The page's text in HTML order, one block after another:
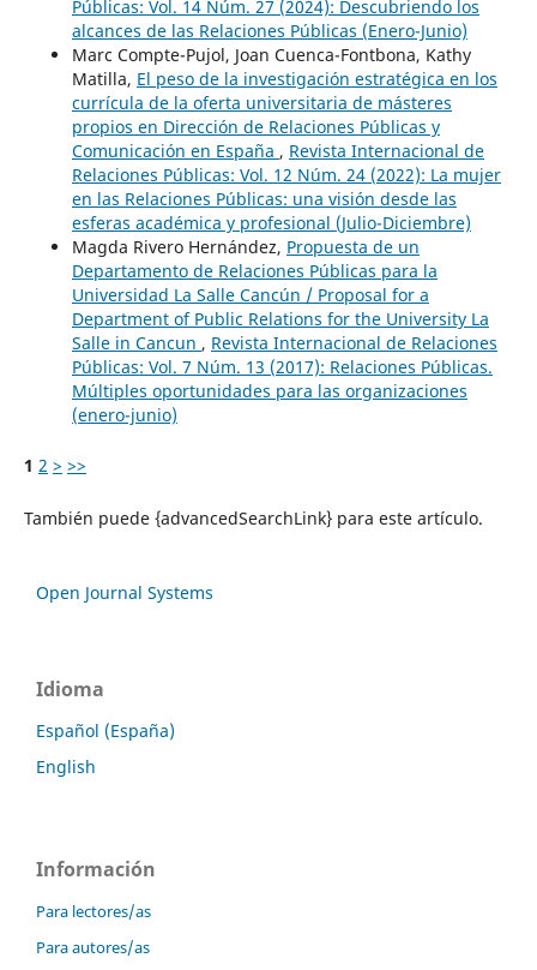
Públicas: Vol. 14 Núm. 27 (2024): Descubriendo los
alcances de las Relaciones Públicas (Enero-Junio)
Marc Compte-Pujol, Joan Cuenca-Fontbona, Kathy
Matilla, El peso de la investigación estratégica en los
currícula de la oferta universitaria de másteres
propios en Dirección de Relaciones Públicas y
Comunicación en España , Revista Internacional de
Relaciones Públicas: Vol. 12 Núm. 24 (2022): La mujer
en las Relaciones Públicas: una visión desde las
esferas académica y profesional (Julio-Diciembre)
Magda Rivero Hernández, Propuesta de un
Departamento de Relaciones Públicas para la
Universidad La Salle Cancún / Proposal for a
Department of Public Relations for the University La
Salle in Cancun , Revista Internacional de Relaciones
Públicas: Vol. 7 Núm. 13 (2017): Relaciones Públicas.
Múltiples oportunidades para las organizaciones
(enero-junio)
1 2 > >>
También puede {advancedSearchLink} para este artículo.
Open Journal Systems
Idioma
Español (España)
English
Información
Para lectores/as
Para autores/as